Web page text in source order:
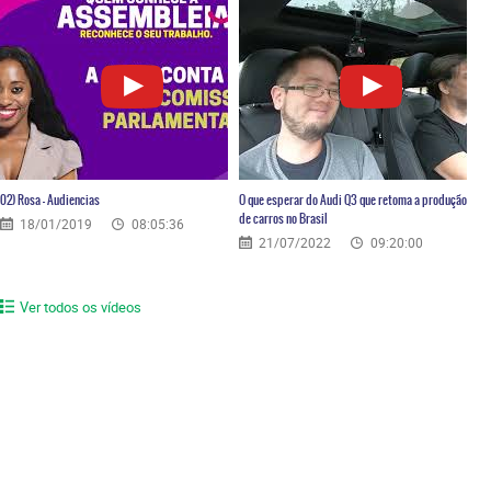
02) Rosa – Audiencias
18/01/2019 08:05:36
O que esperar do Audi Q3 que retoma a produção
de carros no Brasil
21/07/2022 09:20:00
Ver todos os vídeos